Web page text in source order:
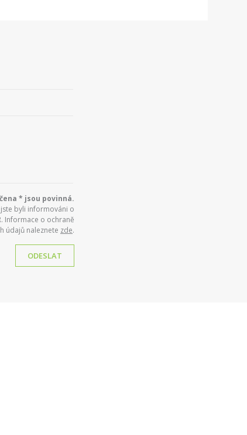
* jsou povinná.
byli informováni o
Informace o ochraně
údajů naleznete zde.
ODESLAT